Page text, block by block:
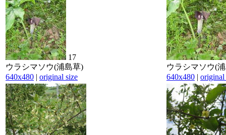
17
ウラシマソウ(浦島草)
640x480 | original size
ウラシマソウ(
640x480 | original